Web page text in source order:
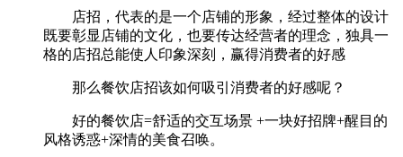
店招，代表的是一个店铺的形象，经过整体的设计
既要彰显店铺的文化，也要传达经营者的理念，独具一
格的店招总能使人印象深刻，赢得消费者的好感
那么餐饮店招该如何吸引消费者的好感呢？
好的餐饮店=舒适的交互场景 +一块好招牌+醒目的
风格诱惑+深情的美食召唤。